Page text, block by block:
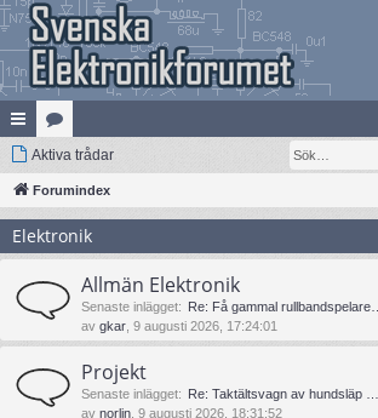
na
bb
lä
nk
ar
at
eg
ori
er
Aktiva trådar
Forumindex
Elektronik
Allmän Elektronik
Senaste inlägget: Re: Få gammal rullbandspelare…
av gkar , 9 augusti 2026, 17:24:01
Projekt
Senaste inlägget: Re: Taktältsvagn av hundsläp …
av norlin , 9 augusti 2026, 18:31:52